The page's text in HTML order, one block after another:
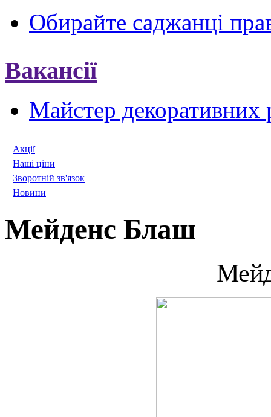
Обирайте саджанці
Вакансії
Майстер декоративних
Акції
Наші ціни
Зворотній зв'язок
Новини
Мейденс Блаш